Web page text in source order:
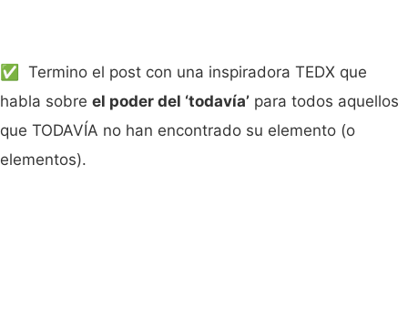
✅ Termino el post con una inspiradora TEDX que
habla sobre el poder del ‘todavía’ para todos aquellos
que TODAVÍA no han encontrado su elemento (o
elementos).